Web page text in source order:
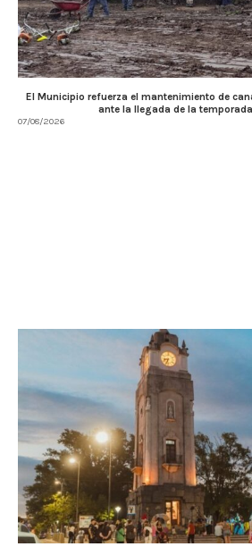
El Municipio refuerza el mantenimiento de
ante la llegada de la
07/08/2026